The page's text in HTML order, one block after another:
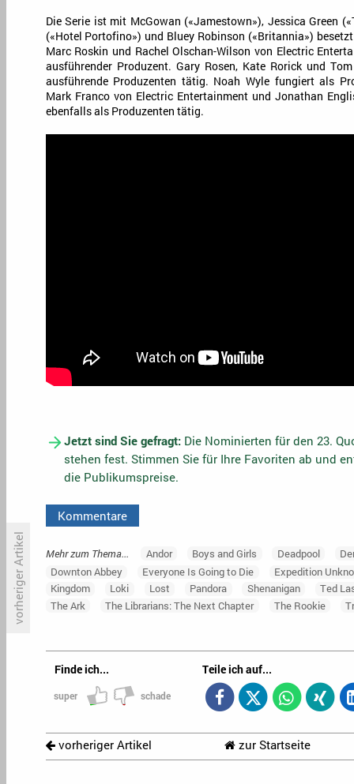
Die Serie ist mit McGowan («Jamestown»), Jessica Green
(«Hotel Portofino») und Bluey Robinson («Britannia»)
Marc Roskin und Rachel Olschan-Wilson von Electric
ausführender Produzent. Gary Rosen, Kate Rorick und
ausführende Produzenten tätig. Noah Wyle fungiert als
Mark Franco von Electric Entertainment und Jonathan
ebenfalls als Produzenten tätig.
Jetzt sind Sie gefragt:Die Nominierten für den 23.
stehen fest. Stimmen Sie für Ihre Favoriten ab und
die Publikumspreise.
Kommentare
Mehr zum Thema... Andor Boys and Girls Deadpool
Downton Abbey
Everyone Is Going to Die
Expedition
Kingdom
Loki Lost Pandora Shenanigan
Ted
The Ark
The Librarians: The Next Chapter The Rookie
Finde ich...
super schade
Teile ich auf...
vorheriger Artikel zur Startseite
vorheriger Artikel Shannon Sharpe verlässt ESPN